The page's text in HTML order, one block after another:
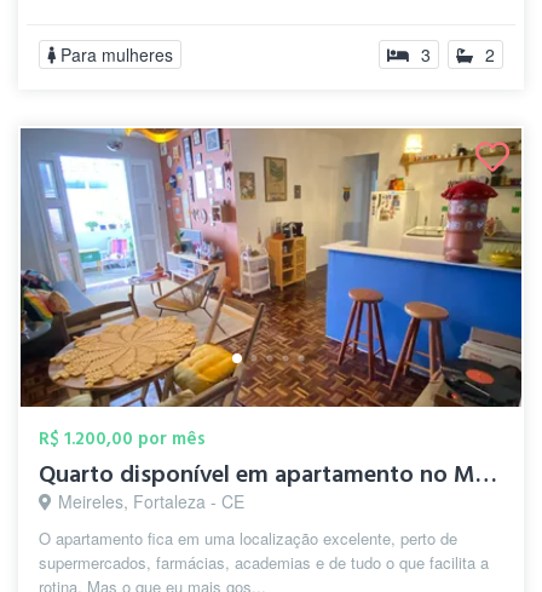
Para mulheres 3 2
R$ 1.200,00 por mês
Quarto disponível em apartamento no Meir...
Meireles, Fortaleza - CE
O apartamento fica em uma localização excelente, perto de
supermercados, farmácias, academias e de tudo o que facilita a
rotina. Mas o que eu mais gos...